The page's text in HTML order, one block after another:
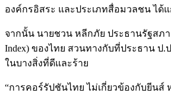
องค์กรอิสระ และประเภทสื่อมวลชน ไ
จากนั้น นายชวน หลีกภัย ประธานรัฐสภา
Index) ของไทย สวนทางกับที่ประธาน ป.
ในบางสิ่งที่ดีและร้าย
“การคอร์รัปชันไทย ไม่เกี่ยวข้องกับยีนส์